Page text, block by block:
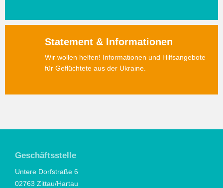
Statement & Informationen
Wir wollen helfen! Informationen und Hilfsangebote
für Geflüchtete aus der Ukraine.
Geschäftsstelle
Untere Dorfstraße 6
02763 Zittau/Hartau